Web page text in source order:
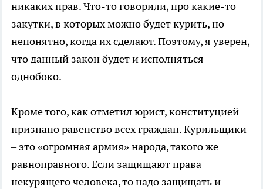
никаких прав. Что-то говорили, про какие-то
закутки, в которых можно будет курить, но
непонятно, когда их сделают. Поэтому, я уверен,
что данный закон будет и исполняться
однобоко.
Кроме того, как отметил юрист, конституцией
признано равенство всех граждан. Курильщики
– это «огромная армия» народа, такого же
равноправного. Если защищают права
некурящего человека, то надо защищать и